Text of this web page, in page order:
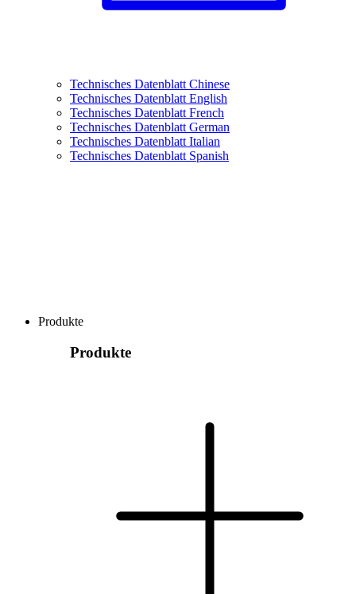
Technisches Datenblatt Chinese
Technisches Datenblatt English
Technisches Datenblatt French
Technisches Datenblatt German
Technisches Datenblatt Italian
Technisches Datenblatt Spanish
Produkte
Produkte